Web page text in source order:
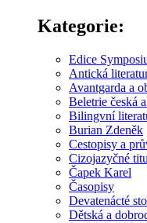
Kategorie:
Edice
Antická
Avantgarda a
Beletrie česká
Bilingvní
Burian Zdeněk
Cestopisy a
Cizojazyčné
Čapek Karel
Časopisy
Devatenácté
Dětská a